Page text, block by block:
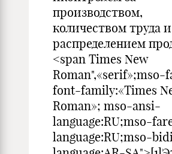
производством,
количеством труда и
распределением
<span Times New
Roman",«serif»;mso-
font-family:«Times
Roman»; mso-ansi-
language:RU;mso-
language:RU;mso-